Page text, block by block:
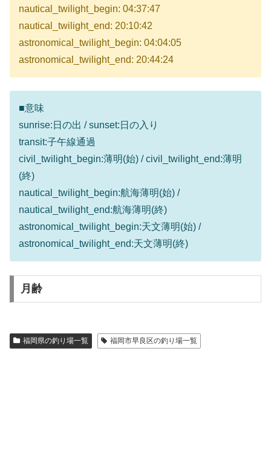
nautical_twilight_begin: 04:37:47
nautical_twilight_end: 20:10:42
astronomical_twilight_begin: 04:04:05
astronomical_twilight_end: 20:44:24
■意味
sunrise:日の出 / sunset:日の入り
transit:子午線通過
civil_twilight_begin:薄明(始) / civil_twilight_end:薄明
(終)
nautical_twilight_begin:航海薄明(始) /
nautical_twilight_end:航海薄明(終)
astronomical_twilight_begin:天文薄明(始) /
astronomical_twilight_end:天文薄明(終)
月齢
福岡県の釣り場一覧 福岡市早良区の釣り場一覧